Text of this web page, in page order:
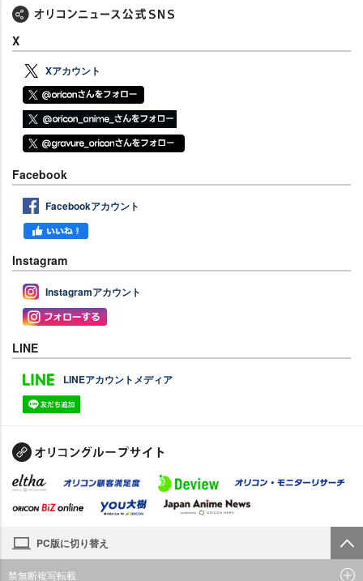
X
Xアカウント
Facebook
Facebookアカウント
Instagram
Instagramアカウント
LINE
LINEアカウントメディア
PC版に切り替え
禁無断複写転載